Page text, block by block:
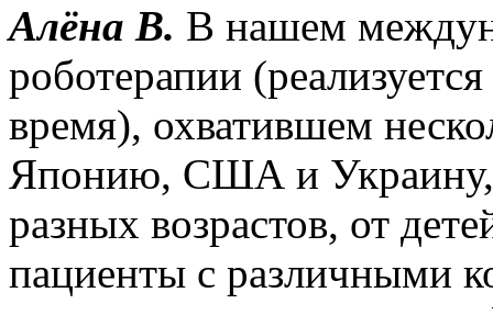
Алёна В. В нашем
роботерапии
время), охватившем
Японию, США и Украину,
разных возрастов, от
пациенты с различными